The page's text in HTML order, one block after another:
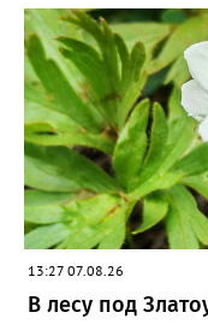
13:27 07.08.26
В лесу под